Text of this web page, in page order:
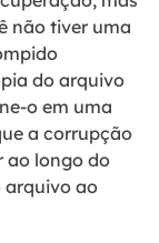
não tiver uma
do arquivo
o em uma
a corrupção
ao longo do
arquivo ao